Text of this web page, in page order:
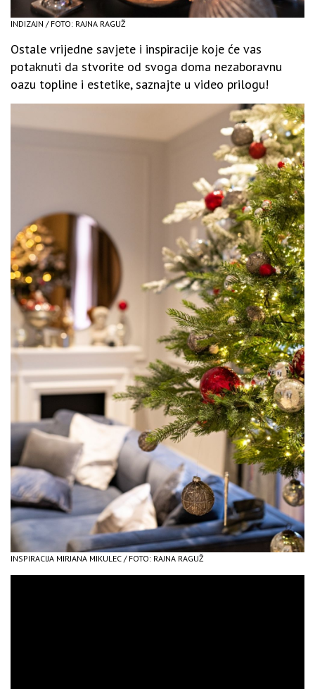
INDIZAJN / FOTO: RAJNA RAGUŽ
Ostale vrijedne savjete i inspiracije koje će vas
potaknuti da stvorite od svoga doma nezaboravnu
oazu topline i estetike, saznajte u video prilogu!
INSPIRACIJA MIRJANA MIKULEC / FOTO: RAJNA RAGUŽ